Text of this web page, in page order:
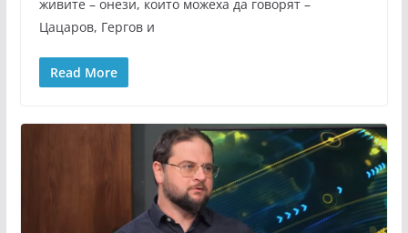
живите – онези, които можеха да говорят –
Цацаров, Гергов и
Read More